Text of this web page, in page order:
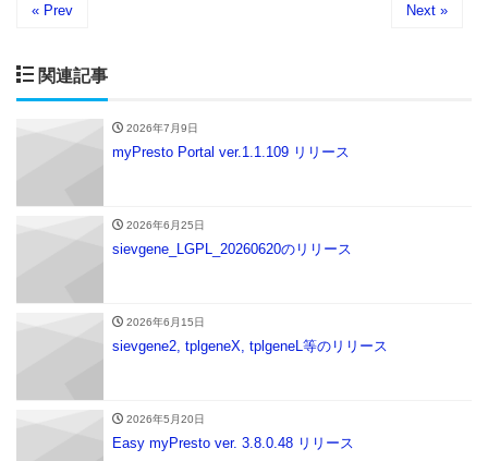
« Prev Next »
関連記事
2026年7月9日
myPresto Portal ver.1.1.109 リリース
2026年6月25日
sievgene_LGPL_20260620のリリース
2026年6月15日
sievgene2, tplgeneX, tplgeneL等のリリース
2026年5月20日
Easy myPresto ver. 3.8.0.48 リリース